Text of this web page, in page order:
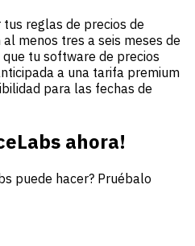
reglas de precios de
menos tres a seis meses de
tu software de precios
a una tarifa premium
para las fechas de
ahora!
puede hacer? Pruébalo